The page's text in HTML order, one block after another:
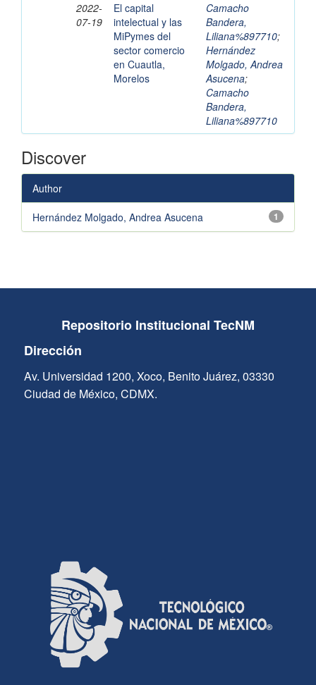
2022-
07-19
El capital
intelectual y las
MiPymes del
sector comercio
en Cuautla,
Morelos
Camacho
Bandera,
Liliana%897710;
Hernández
Molgado, Andrea
Asucena;
Camacho
Bandera,
Liliana%897710
Discover
Author
1
Hernández Molgado, Andrea Asucena
Repositorio Institucional TecNM
Dirección
Av. Universidad 1200, Xoco, Benito Juárez, 03330
Ciudad de México, CDMX.